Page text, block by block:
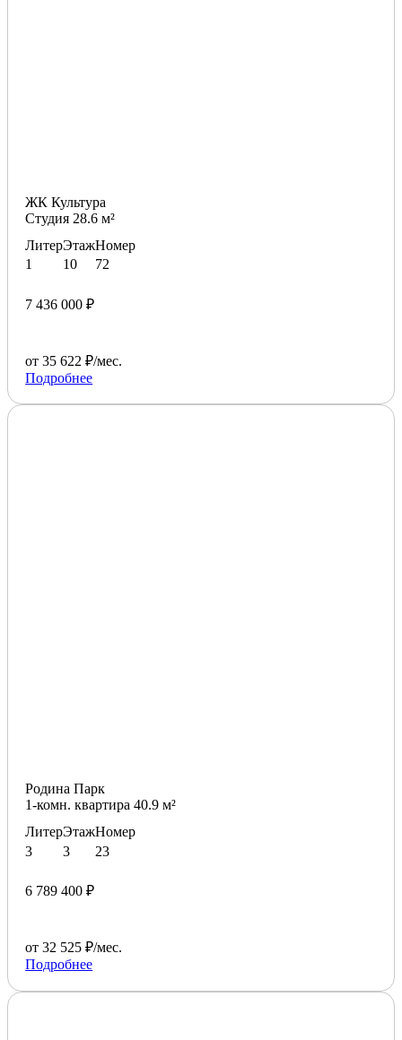
ЖК Культура
Студия 28.6 м²
Литер
1
Этаж
10
Номер
72
7 436 000 ₽
от 35 622 ₽/мес.
Подробнее
Родина Парк
1-комн. квартира 40.9 м²
Литер
3
Этаж
3
Номер
23
6 789 400 ₽
от 32 525 ₽/мес.
Подробнее